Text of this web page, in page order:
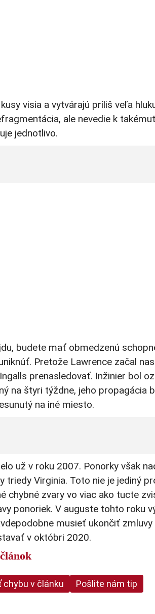
visia a vytvárajú príliš veľa
ale nevedie k
jednotlivo.
budete mať obmedzenú
Pretože Lawrence začal
prenasledovať. Inžinier bol
na štyri týždne, jeho propagácia
na iné miesto.
už v roku 2007. Ponorky však
triedy Virginia. Toto nie je jediný
chybné zvary vo viac ako tucte
ponoriek. V auguste tohto roku
musieť ukončiť zmluvy
v októbri 2020.
chybu v článku Pošlite nám tip